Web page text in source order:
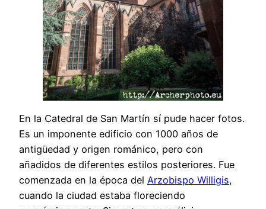
En la Catedral de San Martín sí pude hacer fotos.
Es un imponente edificio con 1000 años de
antigüedad y origen románico, pero con
añadidos de diferentes estilos posteriores. Fue
comenzada en la época del Arzobispo Willigis,
cuando la ciudad estaba floreciendo